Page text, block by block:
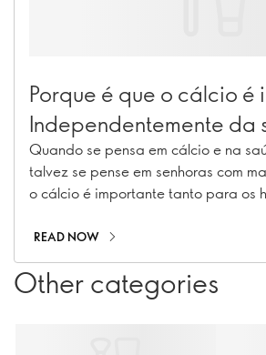
Porque é que o cálcio é
Independentemente da
Quando se pensa em cálcio e na
talvez se pense em senhoras com
o cálcio é importante tanto para os
idade adulta. Descubra porque é
importante em todas as idades e
certificar de que você - e aqueles de
a receber o suficiente.
READ NOW
Other categories